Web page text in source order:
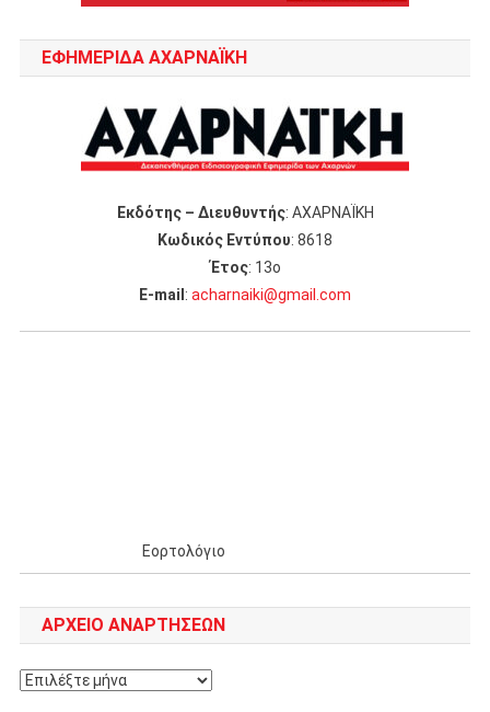
ΕΦΗΜΕΡΙΔΑ ΑΧΑΡΝΑΪΚΗ
Εκδότης – Διευθυντής: ΑΧΑΡΝΑΪΚΗ
Κωδικός Εντύπου: 8618
Έτος: 13ο
Ε-mail : acharnaiki@gmail.com
Εορτολόγιο
ΑΡΧΕΊΟ ΑΝΑΡΤΉΣΕΩΝ
Αρχείο